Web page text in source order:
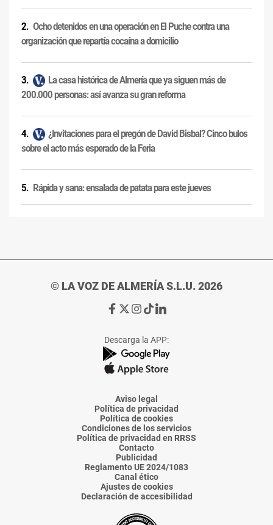
Ocho detenidos en una operación en El Puche contra una
organización que repartía cocaína a domicilio
La casa histórica de Almería que ya siguen más de
200.000 personas: así avanza su gran reforma
¿Invitaciones para el pregón de David Bisbal? Cinco bulos
sobre el acto más esperado de la Feria
Rápida y sana: ensalada de patata para este jueves
© LA VOZ DE ALMERÍA S.L.U. 2026
Ir
de
La
Voz
Almería
Ir
de
La
Voz
Almería
Ir
de
La
Voz
Almería
Ir
de
La
Voz
Almería
Ir
de
La
Voz
Descarga la APP:
Aviso legal
Política de privacidad
Política de cookies
Condiciones de los servicios
Política de privacidad en RRSS
Contacto
Publicidad
Reglamento UE 2024/1083
Canal ético
Ajustes de cookies
Declaración de accesibilidad